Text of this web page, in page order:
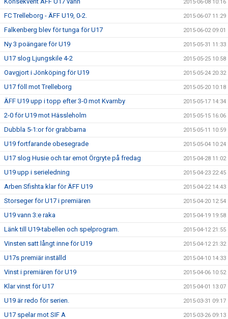
2015-06-08 10:16
FC Trelleborg - ÄFF U19, 0-2. 2015-06-07 11:29
Falkenberg blev för tunga för U17 2015-06-02 09:01
Ny 3 poängare för U19 2015-05-31 11:33
U17 slog Ljungskile 4-2 2015-05-25 10:58
Oavgjort i Jönköping för U19 2015-05-24 20:32
U17 föll mot Trelleborg 2015-05-20 10:18
ÄFF U19 upp i topp efter 3-0 mot Kvarnby 2015-05-17 14:34
2-0 för U19 mot Hässleholm 2015-05-15 16:06
Dubbla 5-1:or för grabbarna 2015-05-11 10:59
U19 fortfarande obesegrade 2015-05-04 10:24
U17 slog Husie och tar emot Örgryte på fredag 2015-04-28 11:02
U19 upp i serieledning 2015-04-23 22:45
Arben Sfishta klar för ÄFF U19 2015-04-22 14:43
Storseger för U17 i premiären 2015-04-20 12:54
U19 vann 3:e raka 2015-04-19 19:58
Länk till U19-tabellen och spelprogram. 2015-04-12 21:55
Vinsten satt långt inne för U19 2015-04-12 21:32
U17s premiär inställd 2015-04-10 14:33
Vinst i premiären för U19 2015-04-06 10:52
Klar vinst för U17 2015-04-01 13:07
U19 är redo för serien. 2015-03-31 09:17
U17 spelar mot SIF A 2015-03-26 09:13